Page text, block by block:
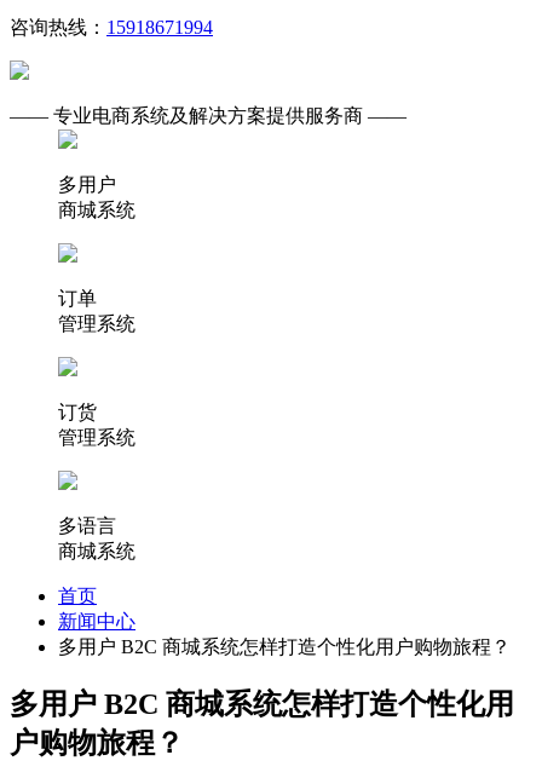
咨询热线： 15918671994
—— 专业电商系统及解决方案提供服务商 ——
多用户
商城系统
订单
管理系统
订货
管理系统
多语言
商城系统
首页
新闻中心
多用户 B2C 商城系统怎样打造个性化用户购物旅程？
多用户 B2C 商城系统怎样打造个性化用
户购物旅程？